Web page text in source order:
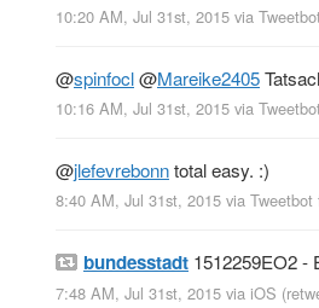
10:20 AM, Jul 31st, 2015 via
@spinfocl@Mareike2405
10:16 AM, Jul 31st, 2015 via
@jlefevrebonntotal easy. :)
8:40 AM, Jul 31st, 2015 via
bundesstadt 1512259EO2 -
7:48 AM, Jul 31st, 2015 via iOS